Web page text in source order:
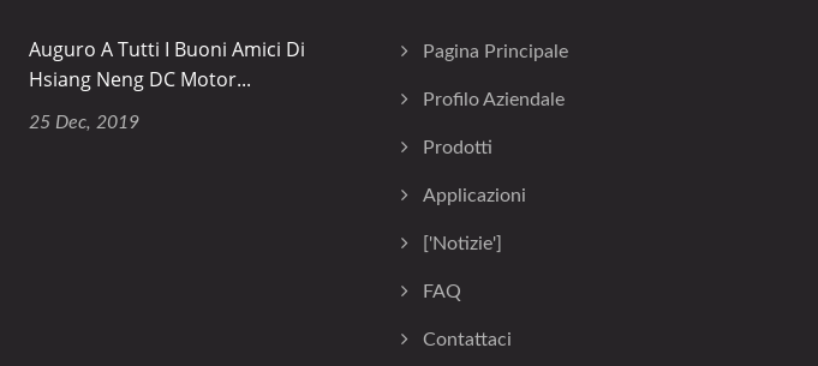
Auguro A Tutti I Buoni Amici Di
Hsiang Neng DC Motor...
25 Dec, 2019
Pagina Principale
Profilo Aziendale
Prodotti
Applicazioni
['Notizie']
FAQ
Contattaci